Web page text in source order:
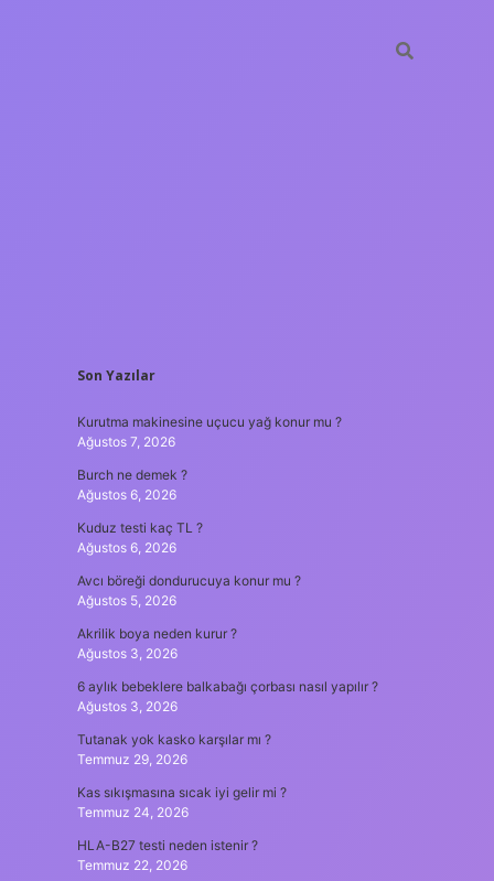
SIDEBAR
Son Yazılar
Kurutma makinesine uçucu yağ konur mu ?
Ağustos 7, 2026
Burch ne demek ?
Ağustos 6, 2026
Kuduz testi kaç TL ?
Ağustos 6, 2026
Avcı böreği dondurucuya konur mu ?
Ağustos 5, 2026
Akrilik boya neden kurur ?
Ağustos 3, 2026
6 aylık bebeklere balkabağı çorbası nasıl yapılır ?
Ağustos 3, 2026
Tutanak yok kasko karşılar mı ?
Temmuz 29, 2026
Kas sıkışmasına sıcak iyi gelir mi ?
Temmuz 24, 2026
HLA-B27 testi neden istenir ?
Temmuz 22, 2026